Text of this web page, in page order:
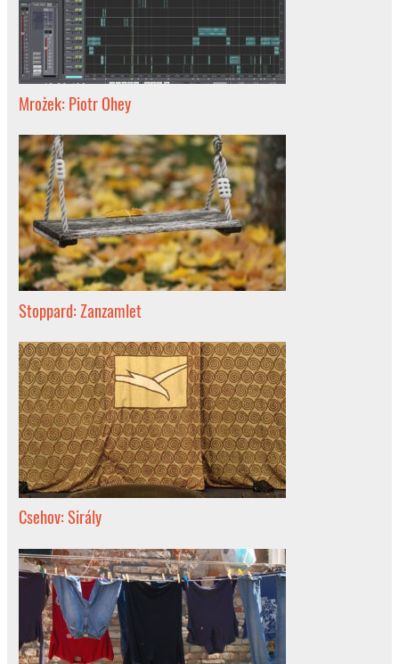
Mrożek: Piotr Ohey
Stoppard: Zanzamlet
Csehov: Sirály